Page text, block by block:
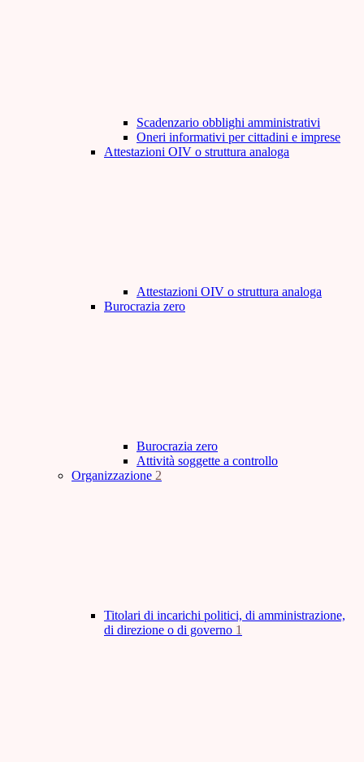
Scadenzario obblighi amministrativi
Oneri informativi per cittadini e imprese
Attestazioni OIV o struttura analoga
Attestazioni OIV o struttura analoga
Burocrazia zero
Burocrazia zero
Attività soggette a controllo
Organizzazione 2
Titolari di incarichi politici, di amministrazione,
di direzione o di governo 1